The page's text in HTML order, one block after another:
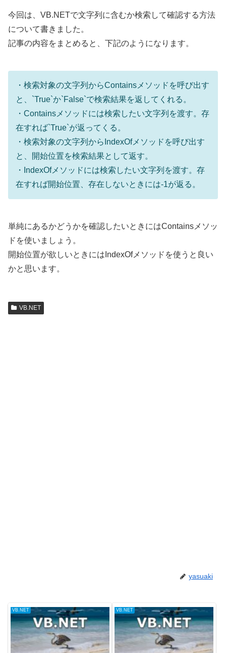
今回は、VB.NETで文字列に含むか検索して確認する方法
について書きました。
記事の内容をまとめると、下記のようになります。
・検索対象の文字列からContainsメソッドを呼び出す
と、`True`か`False`で検索結果を返してくれる。
・Containsメソッドには検索したい文字列を渡す。存
在すれば`True`が返ってくる。
・検索対象の文字列からIndexOfメソッドを呼び出す
と、開始位置を検索結果として返す。
・IndexOfメソッドには検索したい文字列を渡す。存
在すれば開始位置、存在しないときには-1が返る。
単純にあるかどうかを確認したいときにはContainsメソッ
ドを使いましょう。
開始位置が欲しいときにはIndexOfメソッドを使うと良い
かと思います。
VB.NET
yasuaki
VB.NET VB.NET